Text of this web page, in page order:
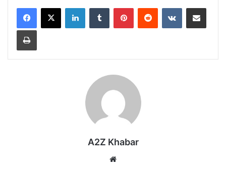
LinkedInTumblr PinterestReddit VKontakteShare via Email
Print
A2Z Khabar